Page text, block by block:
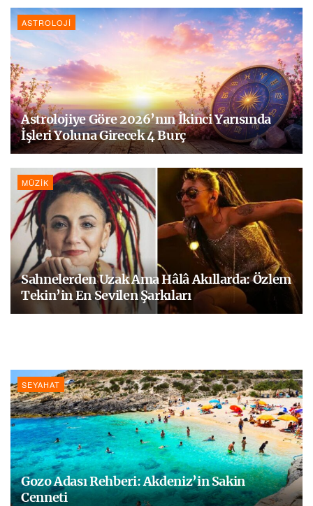
ASTROLOJI
Astrolojiye Göre 2026’nın İkinci Yarısında
İşleri Yoluna Girecek 4 Burç
MÜZIK
Sahnelerden Uzak Ama Hâlâ Akıllarda: Özlem
Tekin’in En Sevilen Şarkıları
SEYAHAT
Gozo Adası Rehberi: Akdeniz’in Sakin
Cenneti